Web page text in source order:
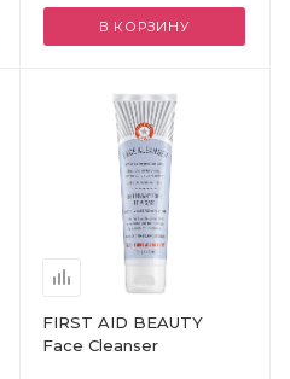
В КОРЗИНУ
FIRST AID BEAUTY
Face Cleanser